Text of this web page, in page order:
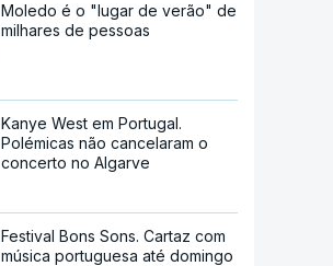
Moledo é o "lugar de verão" de
milhares de pessoas
Kanye West em Portugal.
Polémicas não cancelaram o
concerto no Algarve
Festival Bons Sons. Cartaz com
música portuguesa até domingo